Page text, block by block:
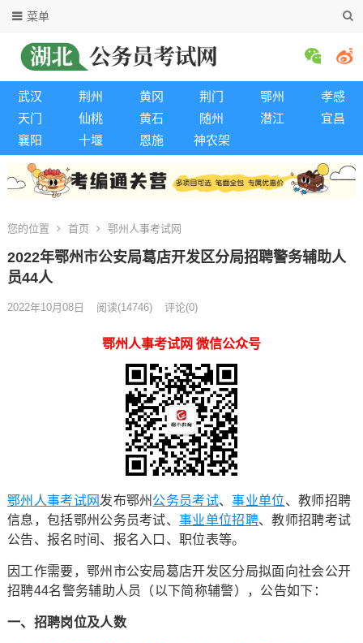
菜单
武汉 荆州 黄冈 荆门 鄂州
孝感
天门
仙桃 黄石 随州 潜江
宜昌
襄阳
十堰 恩施 神农架
您的位置 首页 鄂州人事考试网
2022年鄂州市公安局葛店开发区分局招聘警务辅助人
员44人
2022年10月08日 阅读(14746) 评论(0)
鄂州人事考试网 微信公众号
鄂州人事考试网 发布鄂州 公务员考试、事业单位、教师招聘
信息，包括鄂州公务员考试、事业单位招聘、教师招聘考试
公告、报名时间、报名入口、职位表等。
因工作需要，鄂州市公安局葛店开发区分局拟面向社会公开
招聘44名警务辅助人员（以下简称辅警），公告如下：
一、招聘岗位及人数